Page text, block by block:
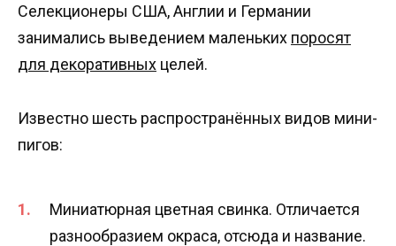
Селекционеры США, Англии и Германии
занимались выведением маленьких поросят
для декоративных целей.
Известно шесть распространённых видов мини-
пигов:
Миниатюрная цветная свинка. Отличается
разнообразием окраса, отсюда и название.